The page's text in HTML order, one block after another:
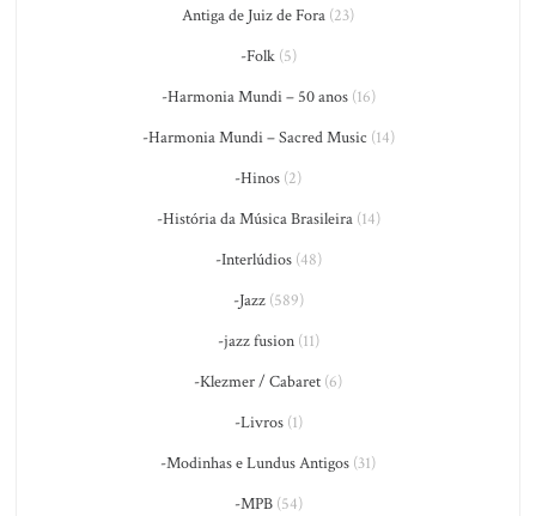
Antiga de Juiz de Fora (23)
-Folk(5)
-Harmonia Mundi – 50 anos(16)
-Harmonia Mundi – Sacred Music (14)
-Hinos (2)
-História da Música Brasileira(14)
-Interlúdios(48)
-Jazz(589)
-jazz fusion(11)
-Klezmer / Cabaret (6)
-Livros(1)
-Modinhas e Lundus Antigos (31)
-MPB(54)